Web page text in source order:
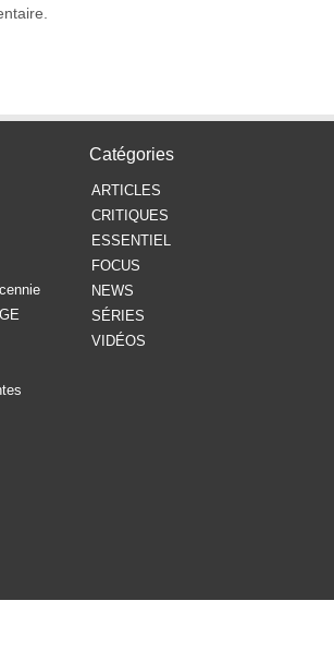
Catégories
ARTICLES
CRITIQUES
ESSENTIEL
FOCUS
NEWS
SÉRIES
VIDÉOS